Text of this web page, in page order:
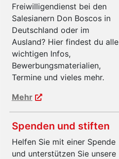
Freiwilligendienst bei den
Salesianern Don Boscos in
Deutschland oder im
Ausland? Hier findest du alle
wichtigen Infos,
Bewerbungsmaterialien,
Termine und vieles mehr.
Mehr
Spenden und stiften
Helfen Sie mit einer Spende
und unterstützen Sie unsere